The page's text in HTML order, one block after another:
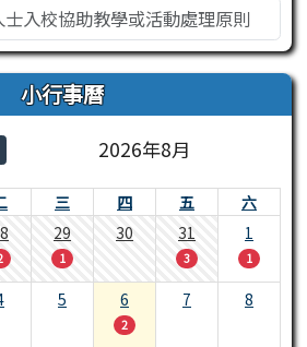
入校協助教學或活動處理原則
小行事曆
2026年8月
三 四 五
六
29
1
30 31
3
1
1
5 6
2
7 8